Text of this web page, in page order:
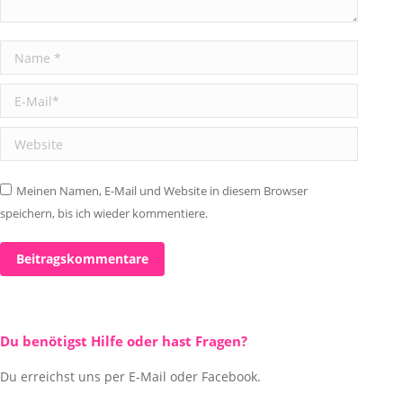
Name *
E-Mail *
Website
Meinen Namen, E-Mail und Website in diesem Browser
speichern, bis ich wieder kommentiere.
Beitragskommentare
Du benötigst Hilfe oder hast Fragen?
Du erreichst uns per E-Mail oder Facebook.